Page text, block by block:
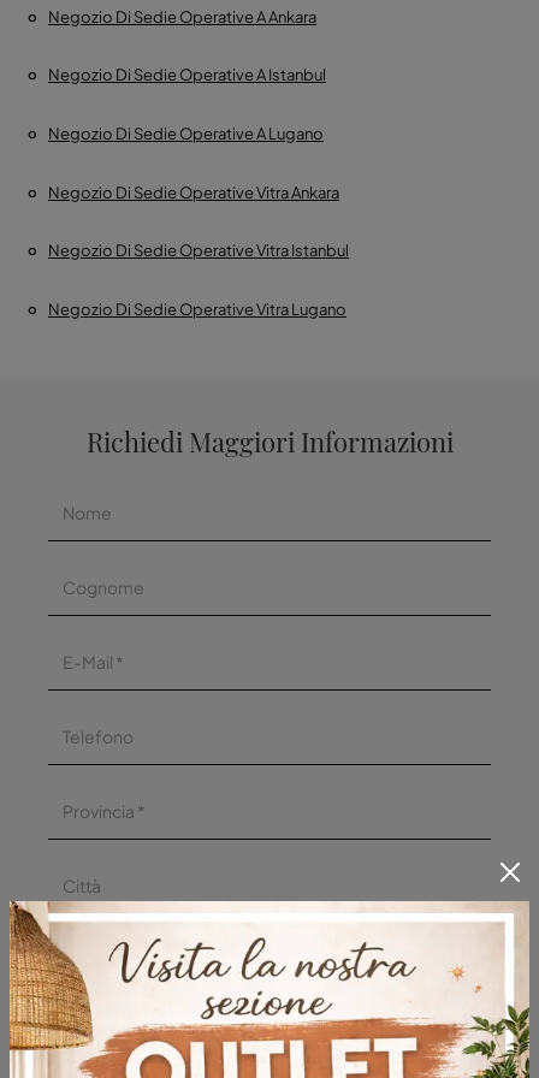
Negozio Di Sedie Operative A Ankara
Negozio Di Sedie Operative A Istanbul
Negozio Di Sedie Operative A Lugano
Negozio Di Sedie Operative Vitra Ankara
Negozio Di Sedie Operative Vitra Istanbul
Negozio Di Sedie Operative Vitra Lugano
Richiedi Maggiori Informazioni